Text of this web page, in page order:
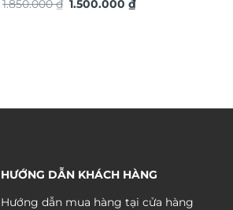
nổi 3D hiệu ứng dát vàng TG4931S
1.850.000₫ Giá
1.500.000₫Giá
HƯỚNG DẪN KHÁCH HÀNG
Hướng dẫn mua hàng tại cửa hàng